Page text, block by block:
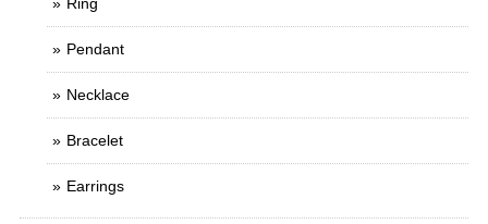
Pendant
Necklace
Bracelet
Earrings